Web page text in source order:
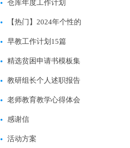
仓库年度工作计划
【热门】2024年个性的
语录合集84条
早教工作计划15篇
精选贫困申请书模板集
锦7篇
教研组长个人述职报告
老师教育教学心得体会
感谢信
活动方案